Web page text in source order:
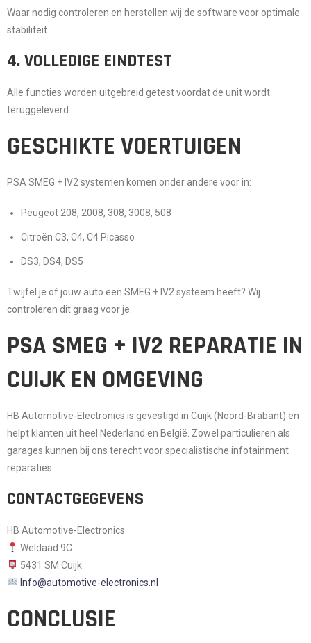
Waar nodig controleren en herstellen wij de software voor optimale
stabiliteit.
4. VOLLEDIGE EINDTEST
Alle functies worden uitgebreid getest voordat de unit wordt
teruggeleverd.
GESCHIKTE VOERTUIGEN
PSA SMEG + IV2 systemen komen onder andere voor in:
Peugeot 208, 2008, 308, 3008, 508
Citroën C3, C4, C4 Picasso
DS3, DS4, DS5
Twijfel je of jouw auto een SMEG + IV2 systeem heeft? Wij
controleren dit graag voor je.
PSA SMEG + IV2 REPARATIE IN
CUIJK EN OMGEVING
HB Automotive-Electronics is gevestigd in Cuijk (Noord-Brabant) en
helpt klanten uit heel Nederland en België. Zowel particulieren als
garages kunnen bij ons terecht voor specialistische infotainment
reparaties.
CONTACTGEGEVENS
HB Automotive-Electronics
Weldaad 9C
5431 SM Cuijk
Info@automotive-electronics.nl
CONCLUSIE